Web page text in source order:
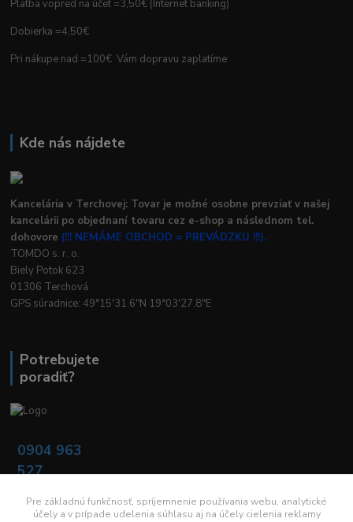
Platba vopred na účet =3,50€ (Internet banking)
Dobierka =4,50€
Pri nákupe nad =100€ Vám dopravu zaplatíme
Kde nás nájdete
Kancelária v Terchovej: Tovar je možné osobne prevziať v našej
kancelárii po objednaní tovaru cez e-shop a následnom tel.
dohovore (!!! NEMÁME OBCHOD = PREVÁDZKU !!!).
TOMDO s. r. o.
Biely Potok 623
01306 Terchová
GPS súradnice: 49°15'31.6"N 19°03'27.8"E
Potrebujete
poradiť?
0904 963
527
16:00
Pre základnú funkčnosť, spríjemnenie používania webu, analytické
účely a v prípade udelenia súhlasu aj na účely cielenia reklamy